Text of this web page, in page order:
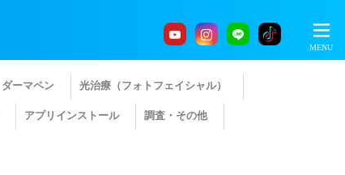
ダーマペン 光治療（フォトフェイシャル）
アプリインストール 調査・その他